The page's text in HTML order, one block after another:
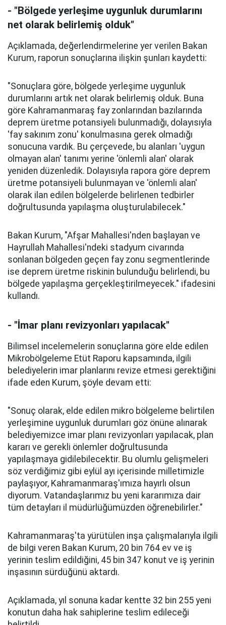
- "Bölgede yerleşime uygunluk durumlarını
net olarak belirlemiş olduk"
Açıklamada, değerlendirmelerine yer verilen Bakan
Kurum, raporun sonuçlarına ilişkin şunları kaydetti:
"Sonuçlara göre, bölgede yerleşime uygunluk
durumlarını artık net olarak belirlemiş olduk. Buna
göre Kahramanmaraş fay zonlarından bazılarında
deprem üretme potansiyeli bulunmadığı, dolayısıyla
'fay sakınım zonu' konulmasına gerek olmadığı
sonucuna vardık. Bu çerçevede, bu alanları 'uygun
olmayan alan' tanımı yerine 'önlemli alan' olarak
yeniden düzenledik. Dolayısıyla rapora göre deprem
üretme potansiyeli bulunmayan ve 'önlemli alan'
olarak ilan edilen bölgelerde belirlenen tedbirler
doğrultusunda yapılaşma oluşturulabilecek."
Bakan Kurum, "Afşar Mahallesi'nden başlayan ve
Hayrullah Mahallesi'ndeki stadyum civarında
sonlanan bölgeden geçen fay zonu segmentlerinde
ise deprem üretme riskinin bulunduğu belirlendi, bu
bölgede yapılaşma gerçekleştirilmeyecek." ifadesini
kullandı.
- "İmar planı revizyonları yapılacak"
Bilimsel incelemelerin sonuçlarına göre elde edilen
Mikrobölgeleme Etüt Raporu kapsamında, ilgili
belediyelerin imar planlarını revize etmesi gerektiğini
ifade eden Kurum, şöyle devam etti:
"Sonuç olarak, elde edilen mikro bölgeleme belirtilen
yerleşimine uygunluk durumları göz önüne alınarak
belediyemizce imar planı revizyonları yapılacak, plan
kararı ve gerekli önlemler doğrultusunda
yapılaşmaya gidilebilecektir. Bu olumlu gelişmeleri
söz verdiğimiz gibi eylül ayı içerisinde milletimizle
paylaşıyor, Kahramanmaraş'ımıza hayırlı olsun
diyorum. Vatandaşlarımız bu yeni kararımıza dair
tüm detayları il müdürlüğümüzden öğrenebilirler."
Kahramanmaraş'ta yürütülen inşa çalışmalarıyla ilgili
de bilgi veren Bakan Kurum, 20 bin 764 ev ve iş
yerinin teslim edildiğini, 45 bin 347 konut ve iş yerinin
inşasının sürdüğünü aktardı.
Açıklamada, yıl sonuna kadar kentte 32 bin 255 yeni
konutun daha hak sahiplerine teslim edileceği